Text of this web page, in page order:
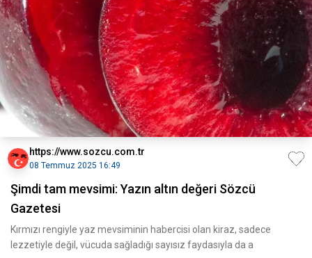
https://www.sozcu.com.tr
08 Temmuz 2025 16:49
Şimdi tam mevsimi: Yazın altın değeri Sözcü
Gazetesi
Kırmızı rengiyle yaz mevsiminin habercisi olan kiraz, sadece
lezzetiyle değil, vücuda sağladığı sayısız faydasıyla da a